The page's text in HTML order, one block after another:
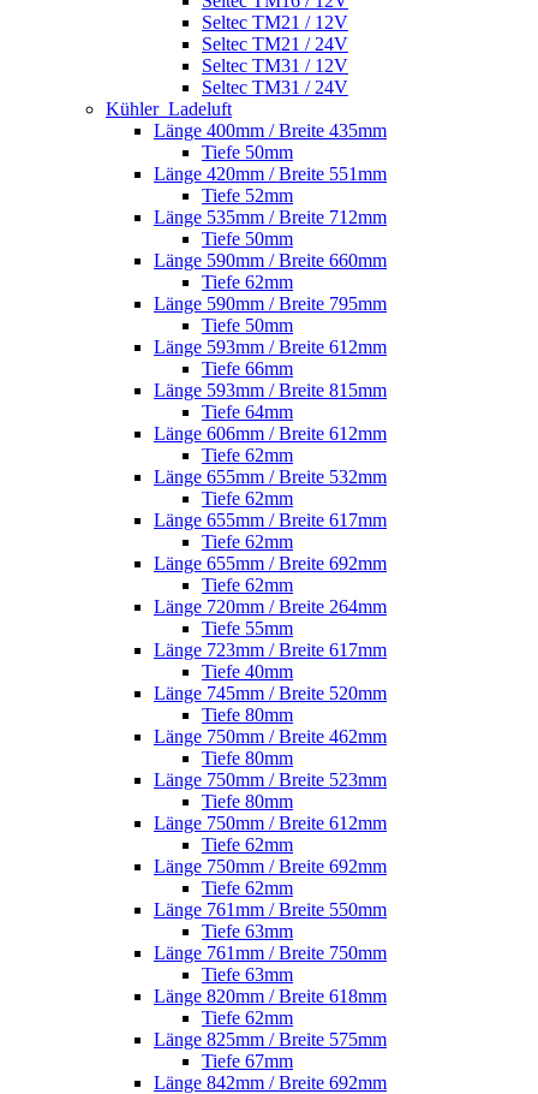
Seltec TM21 / 12V
Seltec TM21 / 24V
Seltec TM31 / 12V
Seltec TM31 / 24V
Kühler_Ladeluft
Länge 400mm / Breite 435mm
Tiefe 50mm
Länge 420mm / Breite 551mm
Tiefe 52mm
Länge 535mm / Breite 712mm
Tiefe 50mm
Länge 590mm / Breite 660mm
Tiefe 62mm
Länge 590mm / Breite 795mm
Tiefe 50mm
Länge 593mm / Breite 612mm
Tiefe 66mm
Länge 593mm / Breite 815mm
Tiefe 64mm
Länge 606mm / Breite 612mm
Tiefe 62mm
Länge 655mm / Breite 532mm
Tiefe 62mm
Länge 655mm / Breite 617mm
Tiefe 62mm
Länge 655mm / Breite 692mm
Tiefe 62mm
Länge 720mm / Breite 264mm
Tiefe 55mm
Länge 723mm / Breite 617mm
Tiefe 40mm
Länge 745mm / Breite 520mm
Tiefe 80mm
Länge 750mm / Breite 462mm
Tiefe 80mm
Länge 750mm / Breite 523mm
Tiefe 80mm
Länge 750mm / Breite 612mm
Tiefe 62mm
Länge 750mm / Breite 692mm
Tiefe 62mm
Länge 761mm / Breite 550mm
Tiefe 63mm
Länge 761mm / Breite 750mm
Tiefe 63mm
Länge 820mm / Breite 618mm
Tiefe 62mm
Länge 825mm / Breite 575mm
Tiefe 67mm
Länge 842mm / Breite 692mm